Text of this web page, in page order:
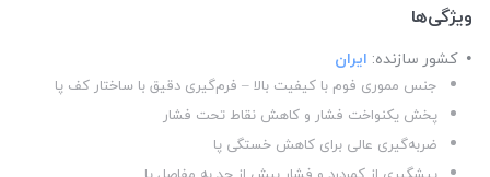
ویژگی‌ها
کشور سازنده: ایران
جنس مموری فوم با کیفیت بالا – فرم‌گیری دقیق با ساختار کف پا
پخش یکنواخت فشار و کاهش نقاط تحت فشار
ضربه‌گیری عالی برای کاهش خستگی پا